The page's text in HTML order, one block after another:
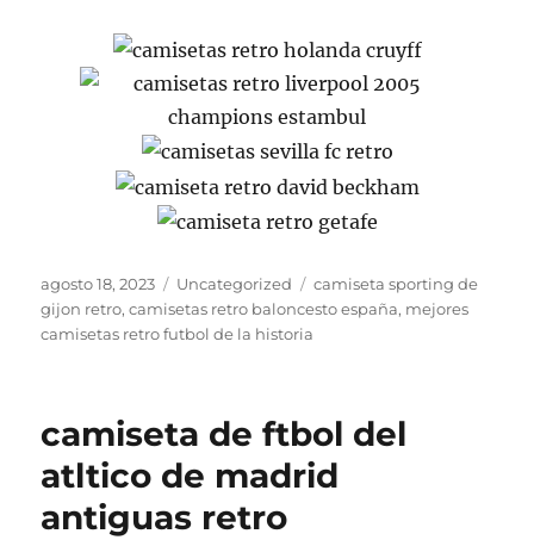
Publicado
el
agosto 18, 2023 Categorías
Uncategorized Etiquetas
camiseta sporting de
gijon retro,camisetas retro baloncesto españa, mejores
camisetas retro futbol de la historia
camiseta de ftbol del
atltico de madrid
antiguas retro